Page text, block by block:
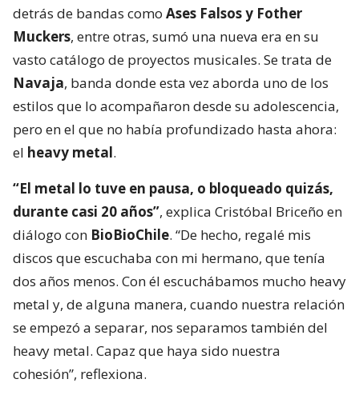
detrás de bandas como Ases Falsos y Fother
Muckers, entre otras, sumó una nueva era en su
vasto catálogo de proyectos musicales. Se trata de
Navaja, banda donde esta vez aborda uno de los
estilos que lo acompañaron desde su adolescencia,
pero en el que no había profundizado hasta ahora:
el heavy metal.
“El metal lo tuve en pausa, o bloqueado quizás,
durante casi 20 años”, explica Cristóbal Briceño en
diálogo con BioBioChile. “De hecho, regalé mis
discos que escuchaba con mi hermano, que tenía
dos años menos. Con él escuchábamos mucho heavy
metal y, de alguna manera, cuando nuestra relación
se empezó a separar, nos separamos también del
heavy metal. Capaz que haya sido nuestra
cohesión”, reflexiona.